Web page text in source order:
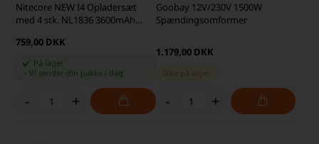
Nitecore NEW I4 Opladersæt
med 4 stk. NL1836 3600mAh
759,00 DKK
På lager
-Vi sender din pakke i dag
- +
Goobay 12V/230V 1500W
Spændingsomformer
1.179,00 DKK
Ikke på lager
- +